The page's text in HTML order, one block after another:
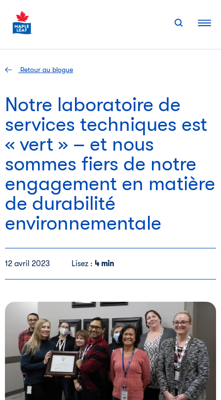
content
Retour au blogue
Notre laboratoire de
services techniques est
« vert » – et nous
sommes fiers de notre
engagement en matière
de durabilité
environnementale
12 avril 2023 Lisez : 4 min